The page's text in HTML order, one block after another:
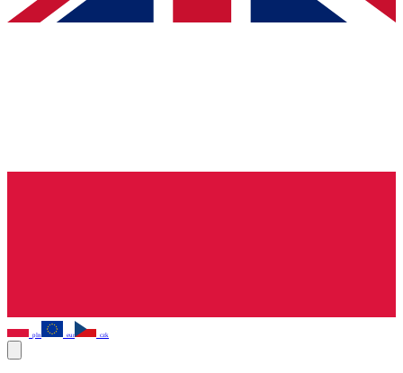
pln eur czk